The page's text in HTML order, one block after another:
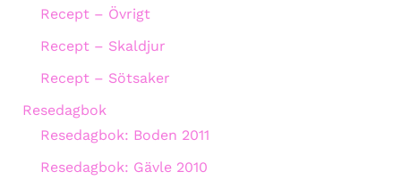
Recept – Övrigt
Recept – Skaldjur
Recept – Sötsaker
Resedagbok
Resedagbok: Boden 2011
Resedagbok: Gävle 2010